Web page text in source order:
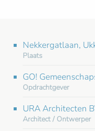
Nekkergatlaan,
Plaats
GO!
Opdrachtgever
URA Architecten
Architect / Ontwerper